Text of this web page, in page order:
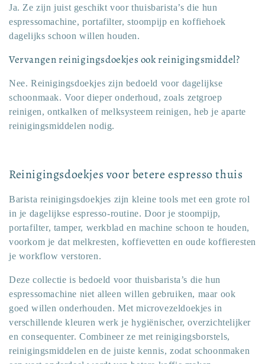
Ja. Ze zijn juist geschikt voor thuisbarista’s die hun
espressomachine, portafilter, stoompijp en koffiehoek
dagelijks schoon willen houden.
Vervangen reinigingsdoekjes ook reinigingsmiddel?
Nee. Reinigingsdoekjes zijn bedoeld voor dagelijkse
schoonmaak. Voor dieper onderhoud, zoals zetgroep
reinigen, ontkalken of melksysteem reinigen, heb je aparte
reinigingsmiddelen nodig.
Reinigingsdoekjes voor betere espresso thuis
Barista reinigingsdoekjes zijn kleine tools met een grote rol
in je dagelijkse espresso-routine. Door je stoompijp,
portafilter, tamper, werkblad en machine schoon te houden,
voorkom je dat melkresten, koffievetten en oude koffieresten
je workflow verstoren.
Deze collectie is bedoeld voor thuisbarista’s die hun
espressomachine niet alleen willen gebruiken, maar ook
goed willen onderhouden. Met microvezeldoekjes in
verschillende kleuren werk je hygiënischer, overzichtelijker
en consequenter. Combineer ze met reinigingsborstels,
reinigingsmiddelen en de juiste kennis, zodat schoonmaken